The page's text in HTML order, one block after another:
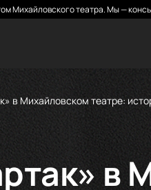
Михайловского театра. Мы —
в Михайловском театре:
в